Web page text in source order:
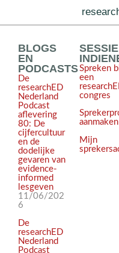
BLOGS
EN
PODCASTS
De
researchED
Nederland
Podcast
aflevering
80: De
cijfercultuur
en de
dodelijke
gevaren van
evidence-
informed
lesgeven
11/06/202
6
De
researchED
Nederland
Podcast
SESSIE
Spreken
een
congres
aanmaken
Mijn